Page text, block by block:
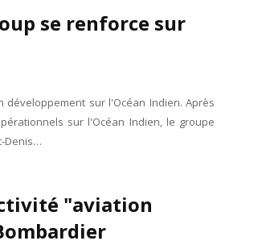
se renforce sur
développement sur l'Océan Indien. Après
sur l'Océan Indien, le groupe
Denis…
"aviation